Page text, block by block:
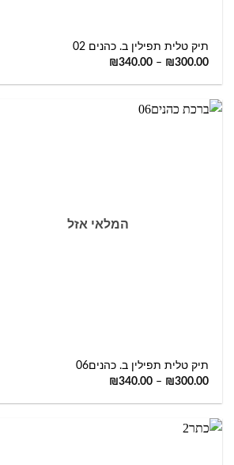
תיק טלית תפילין ב. כהנים 02
₪300.00
–
₪340.00
המלאי אזל
תיק טלית תפילין ב. כהנים06
₪300.00
–
₪340.00